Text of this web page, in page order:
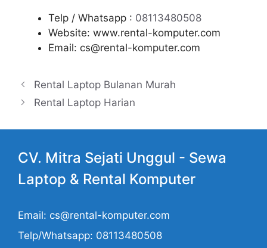
Telp / Whatsapp : 08113480508
Website: www.rental-komputer.com
Email: cs@rental-komputer.com
Rental Laptop Bulanan Murah
Rental Laptop Harian
CV. Mitra Sejati Unggul - Sewa
Laptop & Rental Komputer
Email: cs@rental-komputer.com
Telp/Whatsapp: 08113480508